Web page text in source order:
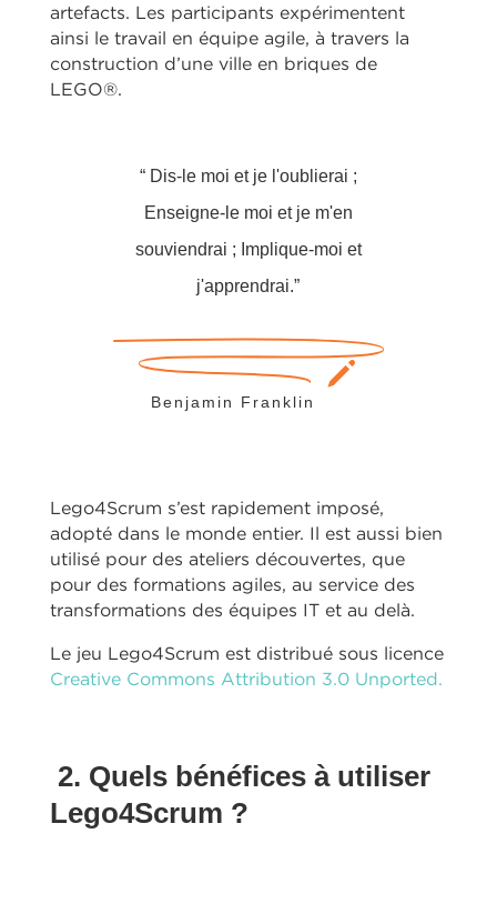
artefacts. Les participants expérimentent
ainsi le travail en équipe agile, à travers la
construction d’une ville en briques de
LEGO®.
“ Dis-le moi et je l'oublierai ;
Enseigne-le moi et je m'en
souviendrai ; Implique-moi et
j'apprendrai.”
Benjamin Franklin
j
Lego4Scrum s’est rapidement imposé,
adopté dans le monde entier. Il est aussi bien
utilisé pour des ateliers découvertes, que
pour des formations agiles, au service des
transformations des équipes IT et au delà.
Le jeu Lego4Scrum est distribué sous licence
Creative Commons Attribution 3.0 Unported.
2. Quels bénéfices à utiliser
Lego4Scrum ?